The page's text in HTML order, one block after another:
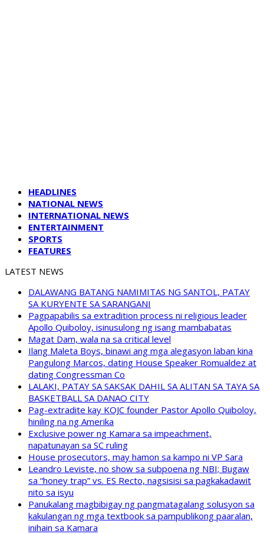
HEADLINES
NATIONAL NEWS
INTERNATIONAL NEWS
ENTERTAINMENT
SPORTS
FEATURES
LATEST NEWS
DALAWANG BATANG NAMIMITAS NG SANTOL, PATAY
SA KURYENTE SA SARANGANI
Pagpapabilis sa extradition process ni religious leader
Apollo Quiboloy, isinusulong ng isang mambabatas
Magat Dam, wala na sa critical level
Ilang Maleta Boys, binawi ang mga alegasyon laban kina
Pangulong Marcos, dating House Speaker Romualdez at
dating Congressman Co
LALAKI, PATAY SA SAKSAK DAHIL SA ALITAN SA TAYA SA
BASKETBALL SA DANAO CITY
Pag-extradite kay KOJC founder Pastor Apollo Quiboloy,
hiniling na ng Amerika
Exclusive power ng Kamara sa impeachment,
napatunayan sa SC ruling
House prosecutors, may hamon sa kampo ni VP Sara
Leandro Leviste, no show sa subpoena ng NBI; Bugaw
sa “honey trap” vs. ES Recto, nagsisisi sa pagkakadawit
nito sa isyu
Panukalang magbibigay ng pangmatagalang solusyon sa
kakulangan ng mga textbook sa pampublikong paaralan,
inihain sa Kamara